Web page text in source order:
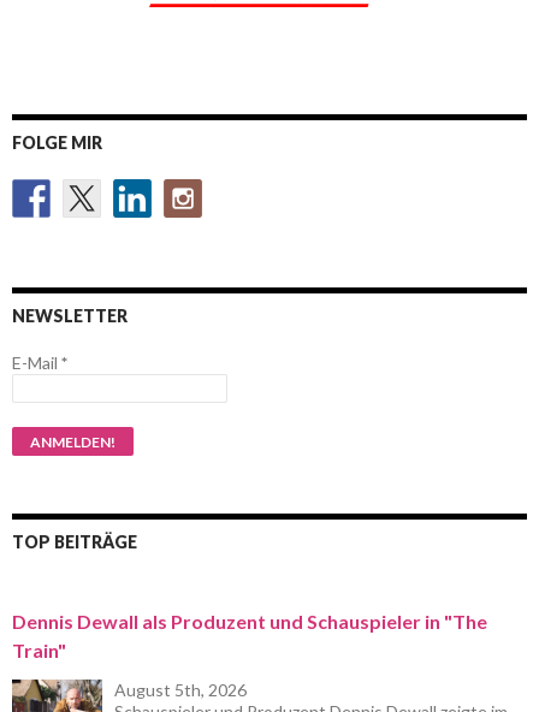
FOLGE MIR
NEWSLETTER
E-Mail *
TOP BEITRÄGE
Dennis Dewall als Produzent und Schauspieler in "The
Train"
August 5th, 2026